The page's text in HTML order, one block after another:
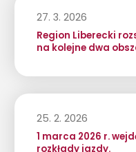
27. 3. 2026
Region Liberecki
na kolejne dwa
25. 2. 2026
1 marca 2026 r.
rozkłady jazdy.